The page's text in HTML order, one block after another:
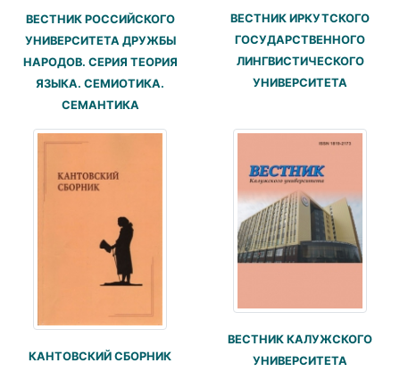
ВЕСТНИК РОССИЙСКОГО
УНИВЕРСИТЕТА ДРУЖБЫ
НАРОДОВ. СЕРИЯ ТЕОРИЯ
ЯЗЫКА. СЕМИОТИКА.
СЕМАНТИКА
ВЕСТНИК ИРКУТСКОГО
ГОСУДАРСТВЕННОГО
ЛИНГВИСТИЧЕСКОГО
УНИВЕРСИТЕТА
КАНТОВСКИЙ СБОРНИК
ВЕСТНИК КАЛУЖСКОГО
УНИВЕРСИТЕТА